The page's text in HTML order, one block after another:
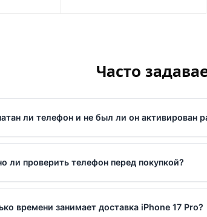
Часто
ли телефон и не был ли он активирован
ли проверить телефон перед покупкой?
времени занимает доставка iPhone 17 Pro?